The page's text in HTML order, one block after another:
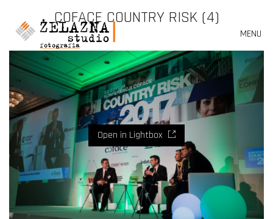
MENU
COFACE COUNTRY RISK (4)
Open in Lightbox